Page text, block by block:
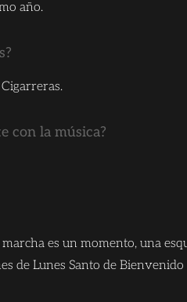
año.
con la música?
es un momento, una
de Lunes Santo de